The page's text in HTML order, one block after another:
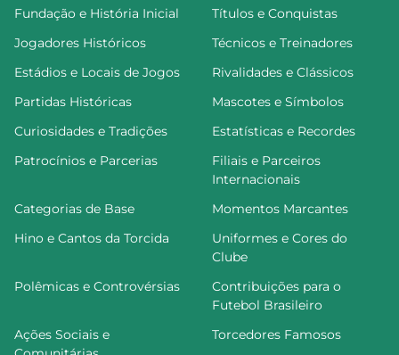
Fundação e História Inicial
Títulos e Conquistas
Jogadores Históricos
Técnicos e Treinadores
Estádios e Locais de Jogos
Rivalidades e Clássicos
Partidas Históricas
Mascotes e Símbolos
Curiosidades e Tradições
Estatísticas e Recordes
Patrocínios e Parcerias
Filiais e Parceiros
Internacionais
Categorias de Base
Momentos Marcantes
Hino e Cantos da Torcida
Uniformes e Cores do
Clube
Polêmicas e Controvérsias
Contribuições para o
Futebol Brasileiro
Ações Sociais e
Torcedores Famosos